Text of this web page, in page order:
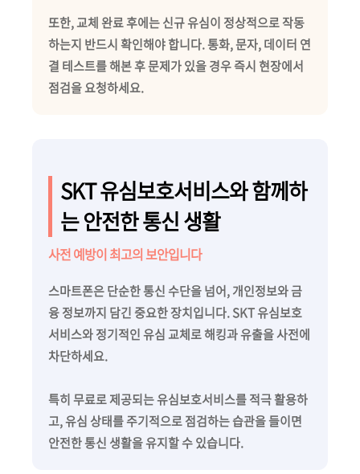
또한, 교체 완료 후에는 신규 유심이 정상적으로 작동
하는지 반드시 확인해야 합니다. 통화, 문자, 데이터 연
결 테스트를 해본 후 문제가 있을 경우 즉시 현장에서
점검을 요청하세요.
SKT 유심보호서비스와 함께하
는 안전한 통신 생활
사전 예방이 최고의 보안입니다
스마트폰은 단순한 통신 수단을 넘어, 개인정보와 금
융 정보까지 담긴 중요한 장치입니다. SKT 유심보호
서비스와 정기적인 유심 교체로 해킹과 유출을 사전에
차단하세요.
특히 무료로 제공되는 유심보호서비스를 적극 활용하
고, 유심 상태를 주기적으로 점검하는 습관을 들이면
안전한 통신 생활을 유지할 수 있습니다.